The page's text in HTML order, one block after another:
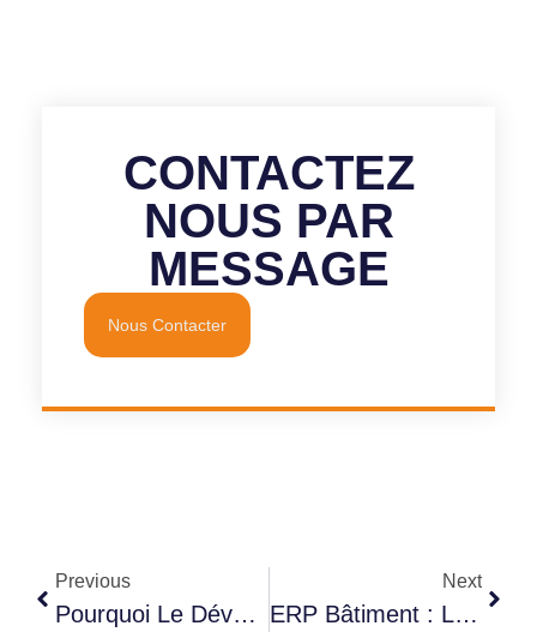
CONTACTEZ
NOUS PAR
MESSAGE
Nous Contacter
Previous
Pourquoi Le Développement De Logiciels Sur Mesure Est Un Atout Stratégique Pour Votre Entreprise
Next
ERP Bâtiment : Le Guide Ultime Pour Transformer La Gestion De Ton Entreprise BTP